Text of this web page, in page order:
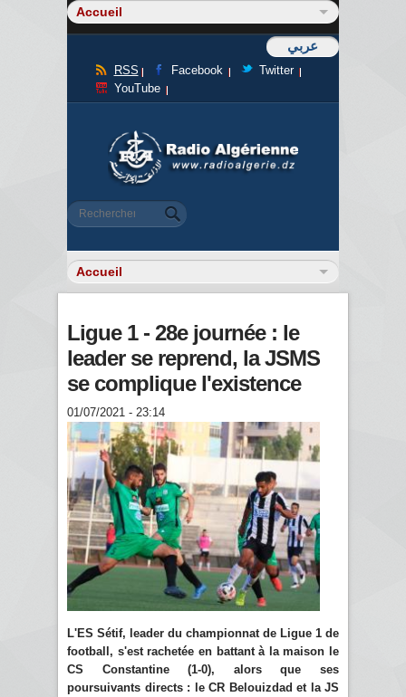
عربي
RSS Facebook
Twitter
YouTube
Formulaire de recherche
Rechercher
Ligue 1 - 28e journée : le
leader se reprend, la JSMS
se complique l'existence
01/07/2021 - 23:14
L'ES Sétif, leader du championnat de Ligue 1 de
football, s'est rachetée en battant à la maison le
CS Constantine (1-0), alors que ses
poursuivants directs : le CR Belouizdad et la JS